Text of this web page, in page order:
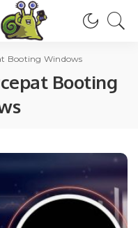
Booting Windows
Booting